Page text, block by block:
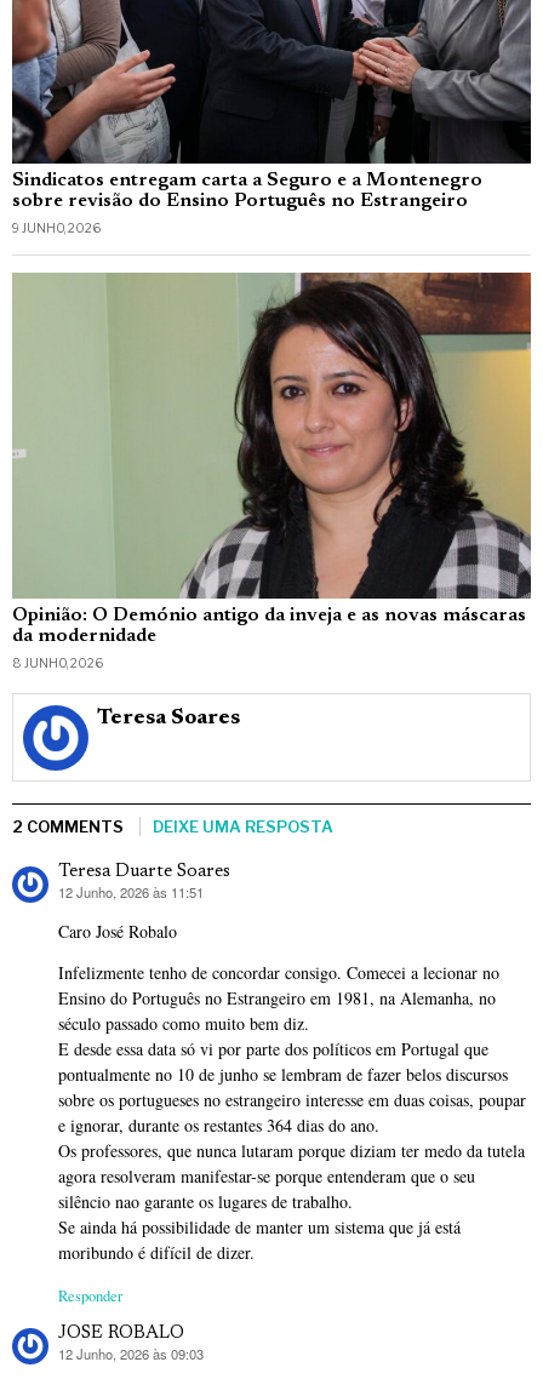
Sindicatos entregam carta a Seguro e a Montenegro
sobre revisão do Ensino Português no Estrangeiro
9 JUNHO, 2026
Opinião: O Demónio antigo da inveja e as novas máscaras
da modernidade
8 JUNHO, 2026
Teresa Soares
2 COMMENTS DEIXE UMA RESPOSTA
Teresa Duarte Soares
diz:
12 Junho, 2026 às 11:51
Caro José Robalo
Infelizmente tenho de concordar consigo. Comecei a lecionar no
Ensino do Português no Estrangeiro em 1981, na Alemanha, no
século passado como muito bem diz.
E desde essa data só vi por parte dos políticos em Portugal que
pontualmente no 10 de junho se lembram de fazer belos discursos
sobre os portugueses no estrangeiro interesse em duas coisas, poupar
e ignorar, durante os restantes 364 dias do ano.
Os professores, que nunca lutaram porque diziam ter medo da tutela
agora resolveram manifestar-se porque entenderam que o seu
silêncio nao garante os lugares de trabalho.
Se ainda há possibilidade de manter um sistema que já está
moribundo é difícil de dizer.
Responder
JOSE ROBALO
diz:
12 Junho, 2026 às 09:03